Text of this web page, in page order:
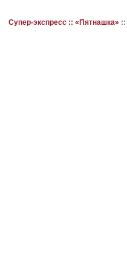
Супер-экспресс :: «Пятнашка» ::